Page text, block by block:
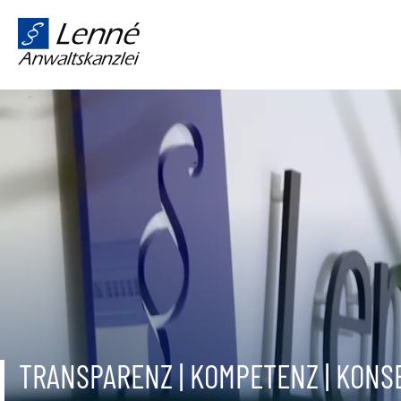
TRANSPARENZ | KOMPETENZ |